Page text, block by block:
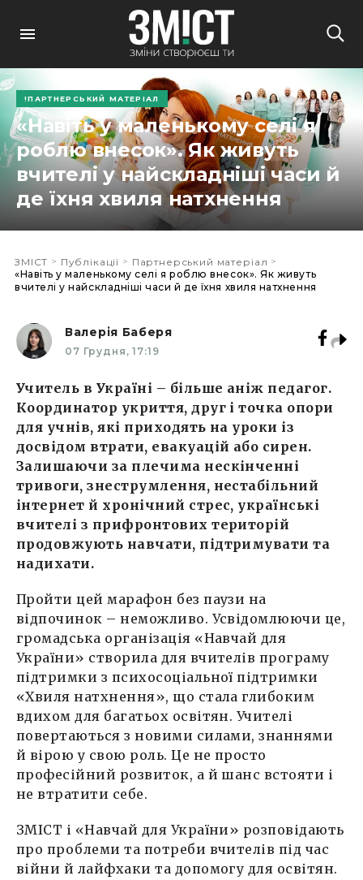
ПАРТНЕРСЬКИЙ МАТЕРІАЛ
«Навіть у маленькому селі я
роблю внесок». Як живуть
вчителі у найскладніші часи й
де їхня хвиля натхнення
ЗМІСТ > Публікації > Партнерський матеріал >
«Навіть у маленькому селі я роблю внесок». Як живуть
вчителі у найскладніші часи й де їхня хвиля натхнення
Валерія Баберя
07 Грудня, 17:19
Учитель в Україні – більше аніж педагог.
Координатор укриття, друг і точка опори
для учнів, які приходять на уроки із
досвідом втрати, евакуацій або сирен.
Залишаючи за плечима нескінченні
тривоги, знеструмлення, нестабільний
інтернет й хронічний стрес, українські
вчителі з прифронтових територій
продовжують навчати, підтримувати та
надихати.
Пройти цей марафон без паузи на
відпочинок – неможливо. Усвідомлюючи це,
громадська організація «Навчай для
України» створила для вчителів програму
підтримки з психосоціальної підтримки
«Хвиля натхнення», що стала глибоким
вдихом для багатьох освітян. Учителі
повертаються з новими силами, знаннями
й вірою у свою роль. Це не просто
професійний розвиток, а й шанс встояти і
не втратити себе.
ЗМІСТ і «Навчай для України» розповідають
про проблеми та потреби вчителів під час
війни й лайфхаки та допомогу для освітян.